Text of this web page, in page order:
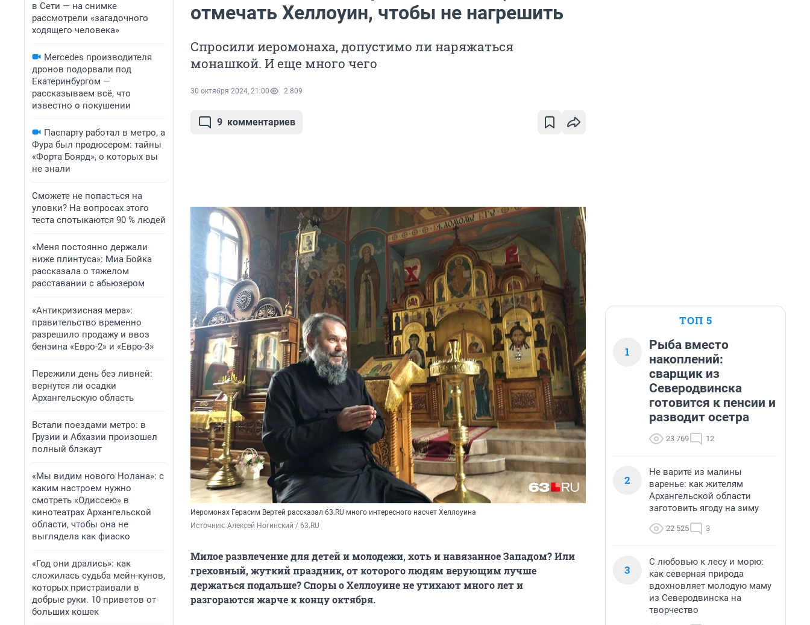
в Сети — на снимке
рассмотрели «загадочного
ходящего человека»
Mercedes производителя
дронов подорвали под
Екатеринбургом —
рассказываем всё, что
известно о покушении
Паспарту работал в метро, а
Фура был продюсером: тайны
«Форта Боярд», о которых вы
не знали
Сможете не попасться на
уловки? На вопросах этого
теста спотыкаются 90 % людей
«Меня постоянно держали
ниже плинтуса»: Миа Бойка
рассказала о тяжелом
расставании с абьюзером
«Антикризисная мера»:
правительство временно
разрешило продажу и ввоз
бензина «Евро-2» и «Евро-3»
Пережили день без ливней:
вернутся ли осадки
Архангельскую область
Встали поездами метро: в
Грузии и Абхазии произошел
полный блэкаут
«Мы видим нового Нолана»: с
каким настроем нужно
смотреть «Одиссею» в
кинотеатрах Архангельской
области, чтобы она не
выглядела как фиаско
«Год они дрались»: как
сложилась судьба мейн-кунов,
которых пристраивали в
добрые руки. 10 приветов от
больших кошек
отмечать Хеллоуин, чтобы не нагрешить
Спросили иеромонаха, допустимо ли наряжаться
монашкой. И еще много чего
30 октября 2024, 21:00 2 809
9 комментариев
Иеромонах Герасим Вертей рассказал 63.RU много интересного насчет Хеллоуина
Источник: Алексей Ногинский / 63.RU
Милое развлечение для детей и молодежи, хоть и навязанное Западом? Или
греховный, жуткий праздник, от которого людям верующим лучше
держаться подальше? Споры о Хеллоуине не утихают много лет и
разгораются жарче к концу октября.
ТОП 5
1
Рыба вместо
накоплений:
сварщик из
Северодвинска
готовится к пенсии и
разводит осетра
23 769 12
2
Не варите из малины
варенье: как жителям
Архангельской области
заготовить ягоду на зиму
22 525 3
3
С любовью к лесу и морю:
как северная природа
вдохновляет молодую маму
из Северодвинска на
творчество